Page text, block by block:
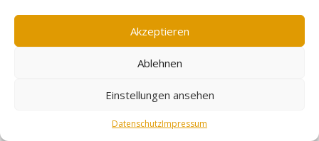
Akzeptieren
Ablehnen
Einstellungen ansehen
DatenschutzImpressum
Messie Entrümpelung
Betriebsauflösung
Rechtliches
Impressum